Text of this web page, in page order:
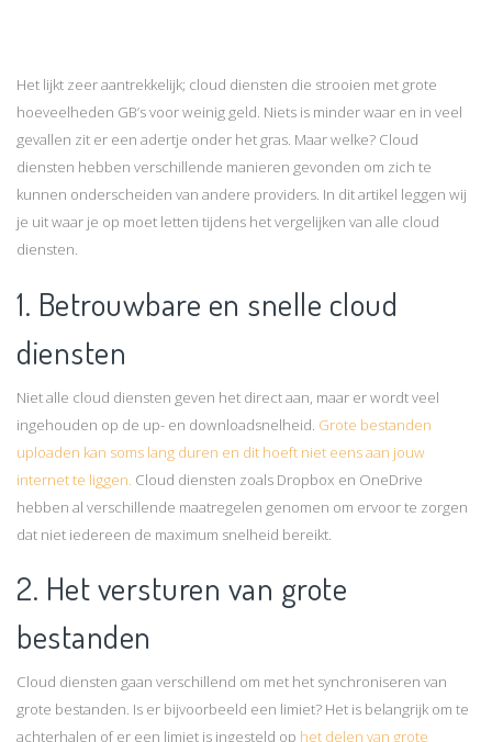
Het lijkt zeer aantrekkelijk; cloud diensten die strooien met grote
hoeveelheden GB’s voor weinig geld. Niets is minder waar en in veel
gevallen zit er een adertje onder het gras. Maar welke? Cloud
diensten hebben verschillende manieren gevonden om zich te
kunnen onderscheiden van andere providers. In dit artikel leggen wij
je uit waar je op moet letten tijdens het vergelijken van alle cloud
diensten.
1. Betrouwbare en snelle cloud
diensten
Niet alle cloud diensten geven het direct aan, maar er wordt veel
ingehouden op de up- en downloadsnelheid. Grote bestanden
uploaden kan soms lang duren en dit hoeft niet eens aan jouw
internet te liggen. Cloud diensten zoals Dropbox en OneDrive
hebben al verschillende maatregelen genomen om ervoor te zorgen
dat niet iedereen de maximum snelheid bereikt.
2. Het versturen van grote
bestanden
Cloud diensten gaan verschillend om met het synchroniseren van
grote bestanden. Is er bijvoorbeeld een limiet? Het is belangrijk om te
achterhalen of er een limiet is ingesteld op het delen van grote